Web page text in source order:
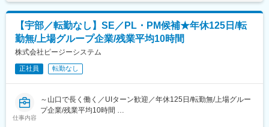
※ご経験やご希望に合わせてプロジェクトをご提案いたします。
◆エンジニアとしてのご活躍例
・総合電機メーカーを早期退職された後、弊社に入社。大手完成
車メーカーにて自動車の外装設計者としてご活躍（50代後半の男
性）
・半導体メーカーのマネージャーとして就業していたが、弊社に
・エンジニアリング会社から弊社に転職。前職にはなかった航空
機分野でご活躍（40代前半の男性）
【宇部／転勤なし】SE／PL・PM候補★年休125日/転
勤無/上場グループ企業/残業平均10時間
株式会社ピージーシステム
正社員 転勤なし
仕事内容
～山口で長く働く／UIターン歓迎／年休125日/転勤無/上場グルー
プ企業/残業平均10時間